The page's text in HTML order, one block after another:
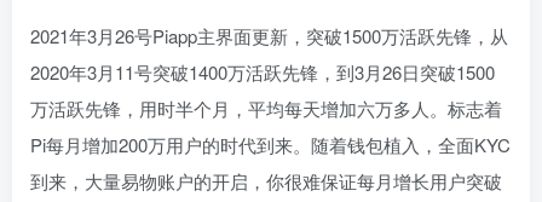
2021年3月26号Piapp主界面更新，突破1500万活跃先锋，从
2020年3月11号突破1400万活跃先锋，到3月26日突破1500
万活跃先锋，用时半个月，平均每天增加六万多人。标志着
Pi每月增加200万用户的时代到来。随着钱包植入，全面KYC
到来，大量易物账户的开启，你很难保证每月增长用户突破